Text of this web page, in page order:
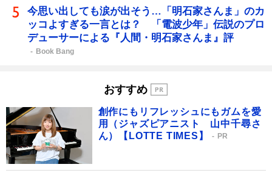
今思い出しても涙が出そう…「明石家さんま」のカ
ッコよすぎる一言とは？ 「電波少年」伝説のプロ
デューサーによる『人間・明石家さんま』評
Book Bang
おすすめ
創作にもリフレッシュにもガムを愛
用（ジャズピアニスト 山中千尋さ
ん）【LOTTE TIMES】
PR